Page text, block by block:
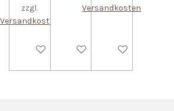
zzgl.
Versandkosten
In den WarenkorbIn den Warenkorb
Versandkosten
In den Warenkorb